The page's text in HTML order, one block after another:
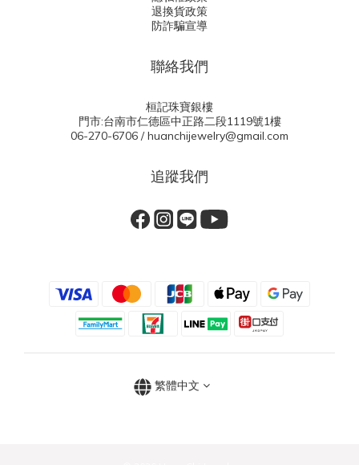
退換貨政策
防詐騙宣導
聯絡我們
桓記珠寶銀樓
門市:台南市仁德區中正路二段1119號1樓
06-270-6706 / huanchijewelry@gmail.com
追蹤我們
繁體中文